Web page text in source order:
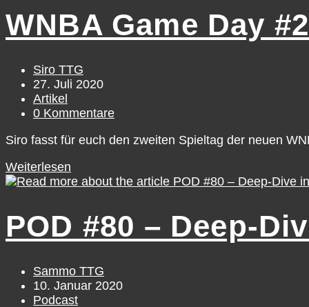
Atlanta
Dream
WNBA Game Day
Beitrags-
Autor:
Siro TTG
Beitrag
veröffentlicht:
27. Juli 2020
Beitrags-
Kategorie:
Artikel
Beitrags-
0 Kommentare
Siro fasst für euch den zweiten Spieltag der neuen
Weiterlesen
Game
/
Sunday,
26
POD #80 – Deep-
Beitrags-
Autor:
Sammo TTG
Beitrag
veröffentlicht:
10. Januar 2020
Beitrags-
Podcast